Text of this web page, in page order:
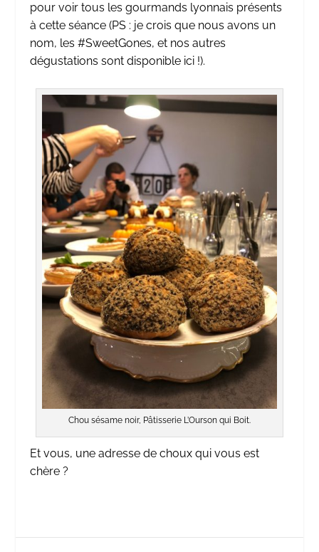
pour voir tous les gourmands lyonnais présents
à cette séance (PS : je crois que nous avons un
nom, les #SweetGones, et nos autres
dégustationssont disponible ici !).
Chou sésame noir, Pâtisserie L’Ourson qui Boit.
Et vous, une adresse de choux qui vous est
chère ?